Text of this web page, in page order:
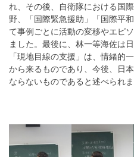
れ、その後、自衛隊における国
野、「国際緊急援助」「国際平
て事例ごとに活動の変移やエピ
ました。最後に、林一等海佐は
「現地目線の支援」は、情緒的
から来るものであり、今後、日
ならないものであると述べられ